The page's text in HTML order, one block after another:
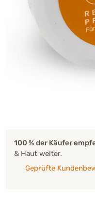
100 % der Käufer
& Haut weiter.
Geprüfte